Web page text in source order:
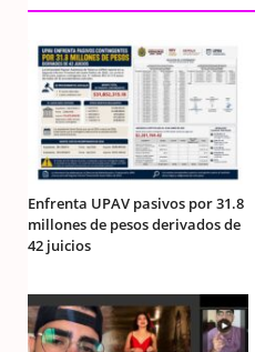
Enfrenta UPAV pasivos por 31.8
millones de pesos derivados de
42 juicios